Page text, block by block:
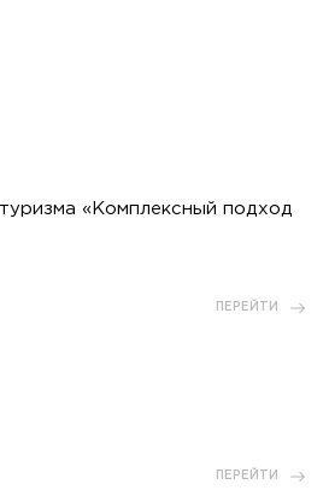
«Комплексный подход
ПЕРЕЙТИ
ПЕРЕЙТИ